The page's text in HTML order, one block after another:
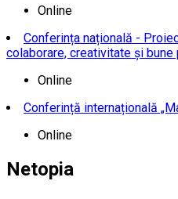
Online
Conferința națională -
colaborare, creativitate și bune
Online
Conferință internațională
Online
Netopia